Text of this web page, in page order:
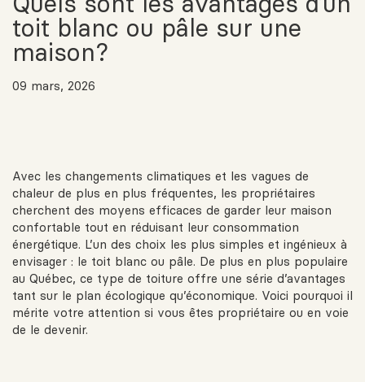
toit blanc ou pâle sur une
maison?
09 mars, 2026
Avec les changements climatiques et les vagues de
chaleur de plus en plus fréquentes, les propriétaires
cherchent des moyens efficaces de garder leur maison
confortable tout en réduisant leur consommation
énergétique. L’un des choix les plus simples et ingénieux à
envisager : le toit blanc ou pâle. De plus en plus populaire
au Québec, ce type de toiture offre une série d’avantages
tant sur le plan écologique qu’économique. Voici pourquoi il
mérite votre attention si vous êtes propriétaire ou en voie
de le devenir.